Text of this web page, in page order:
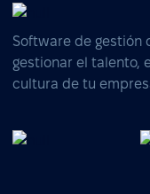
Software de gestión
gestionar el talento,
cultura de tu